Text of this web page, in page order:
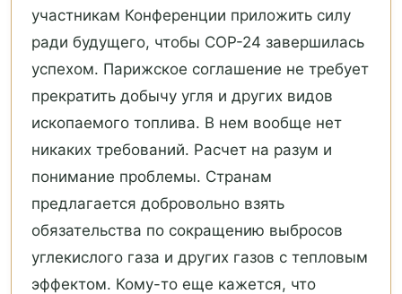
участникам Конференции приложить силу
ради будущего, чтобы COP-24 завершилась
успехом. Парижское соглашение не требует
прекратить добычу угля и других видов
ископаемого топлива. В нем вообще нет
никаких требований. Расчет на разум и
понимание проблемы. Странам
предлагается добровольно взять
обязательства по сокращению выбросов
углекислого газа и других газов с тепловым
эффектом. Кому-то еще кажется, что